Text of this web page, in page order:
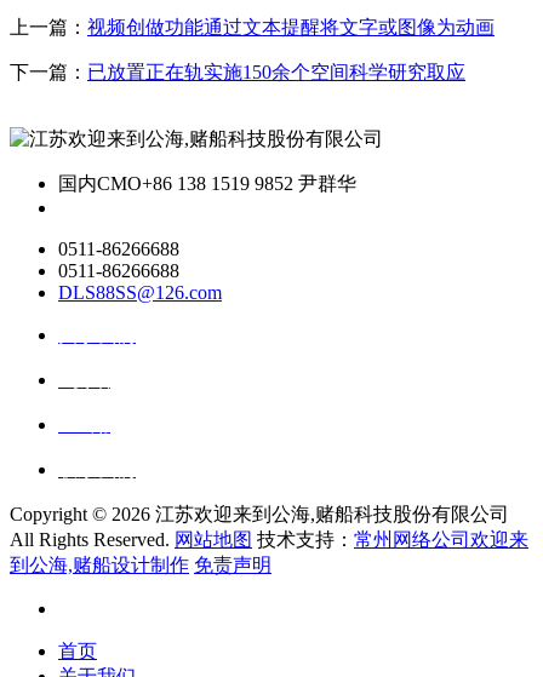
上一篇： 视频创做功能通过文本提醒将文字或图像为动画
下一篇： 已放置正在轨实施150余个空间科学研究取应
国内CMO+86 138 1519 9852 尹群华
0511-86266688
0511-86266688
DLS88SS@126.com
Copyright © 2026 江苏欢迎来到公海,赌船科技股份有限公司
All Rights Reserved. 网站地图 技术支持： 常州网络公司欢迎来
到公海,赌船设计制作 免责声明
首页